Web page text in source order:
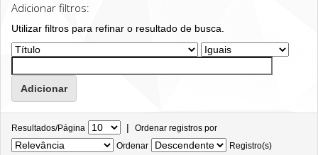
Adicionar filtros:
Utilizar filtros para refinar o resultado de busca.
Resultados/Página | Ordenar registros por
Ordenar
Registro(s)